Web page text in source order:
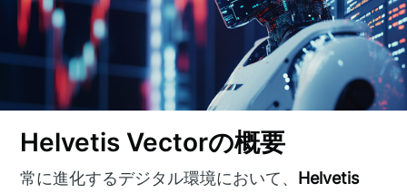
Helvetis Vectorの概要
常に進化するデジタル環境において、 Helvetis